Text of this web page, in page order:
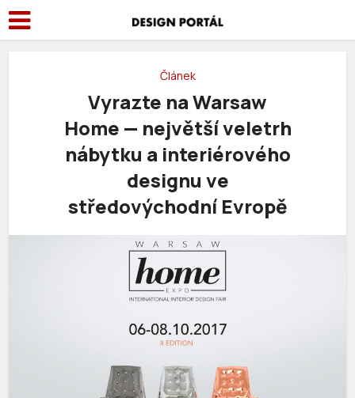
Článek
Vyrazte na Warsaw
Home — největší veletrh
nábytku a interiérového
designu ve
středovýchodní Evropě